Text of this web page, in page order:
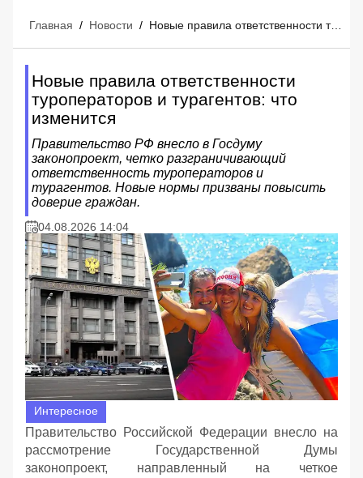
Главная / Новости / Новые правила ответственности туроператоров и турагентов: что изменится
Новые правила ответственности
туроператоров и турагентов: что
изменится
Правительство РФ внесло в Госдуму
законопроект, четко разграничивающий
ответственность туроператоров и
турагентов. Новые нормы призваны повысить
доверие граждан.
04.08.2026 14:04
Интересное
Правительство Российской Федерации внесло на
рассмотрение Государственной Думы
законопроект, направленный на четкое